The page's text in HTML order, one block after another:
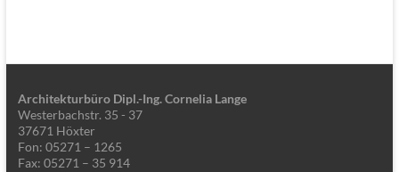
Architekturbüro Dipl.-Ing. Cornelia Lange
Westerbachstr. 35 - 37
37671 Höxter
Fon: 05271 – 1265
Fax: 05271 – 35 914